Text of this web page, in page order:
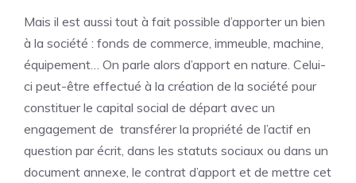
Mais il est aussi tout à fait possible d’apporter un bien
à la société : fonds de commerce, immeuble, machine,
équipement… On parle alors d’apport en nature. Celui-
ci peut-être effectué à la création de la société pour
constituer le capital social de départ avec un
engagement de transférer la propriété de l’actif en
question par écrit, dans les statuts sociaux ou dans un
document annexe, le contrat d’apport et de mettre cet